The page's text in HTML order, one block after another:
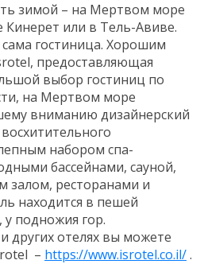
зимой – на Мертвом море
Кинерет или в Тель-Авиве.
сама гостиница. Хорошим
предоставляющая
выбор гостиниц по
на Мертвом море
вниманию дизайнерский
набором спа-
бассейнами, сауной,
залом, ресторанами и
находится в пешей
у подножия гор.
других отелях вы можете
– https://www.isrotel.co.il/.